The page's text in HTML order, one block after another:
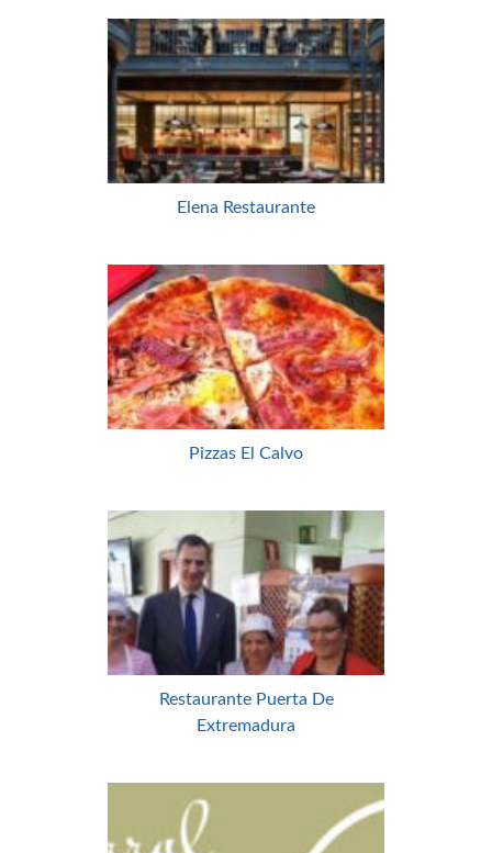
Elena Restaurante
Pizzas El Calvo
Restaurante Puerta De
Extremadura